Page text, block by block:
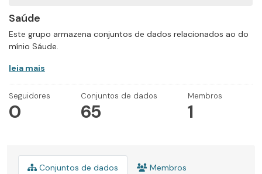
Saúde
Este grupo armazena conjuntos de dados relacionados ao do
mínio Sáude.
leia mais
Seguidores
0
Conjuntos de dados
65
Membros
1
Conjuntos de dados Membros